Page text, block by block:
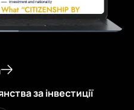
за інвестиції